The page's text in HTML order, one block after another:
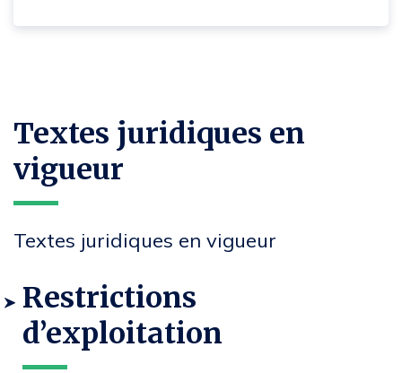
Textes juridiques en
vigueur
Textes juridiques en vigueur
Restrictions
d’exploitation